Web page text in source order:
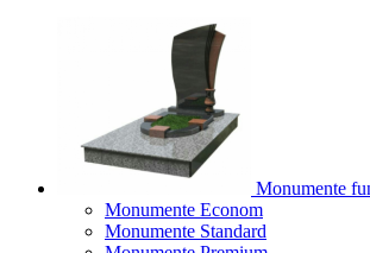
Monumente
Monumente Econom
Monumente Standard